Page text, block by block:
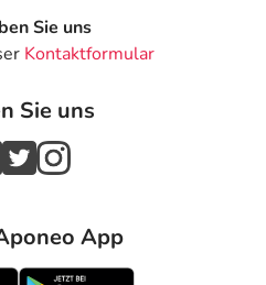
Sie uns
Kontaktformular
Sie uns
App